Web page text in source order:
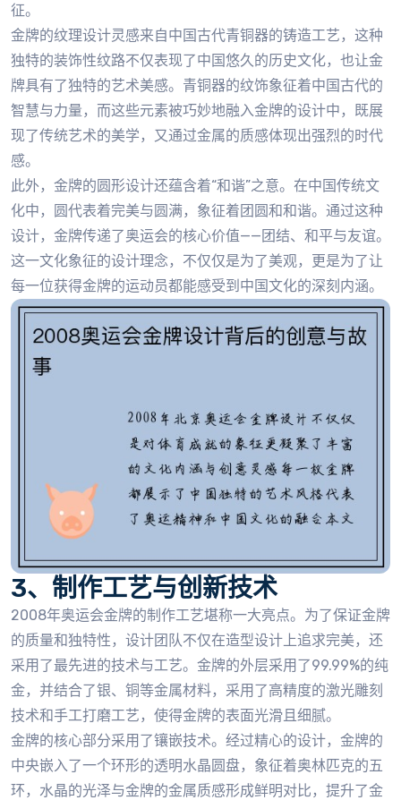
征。
金牌的纹理设计灵感来自中国古代青铜器的铸造工艺，这种
独特的装饰性纹路不仅表现了中国悠久的历史文化，也让金
牌具有了独特的艺术美感。青铜器的纹饰象征着中国古代的
智慧与力量，而这些元素被巧妙地融入金牌的设计中，既展
现了传统艺术的美学，又通过金属的质感体现出强烈的时代
感。
此外，金牌的圆形设计还蕴含着“和谐”之意。在中国传统文
化中，圆代表着完美与圆满，象征着团圆和和谐。通过这种
设计，金牌传递了奥运会的核心价值——团结、和平与友谊。
这一文化象征的设计理念，不仅仅是为了美观，更是为了让
每一位获得金牌的运动员都能感受到中国文化的深刻内涵。
3、制作工艺与创新技术
2008年奥运会金牌的制作工艺堪称一大亮点。为了保证金牌
的质量和独特性，设计团队不仅在造型设计上追求完美，还
采用了最先进的技术与工艺。金牌的外层采用了99.99%的纯
金，并结合了银、铜等金属材料，采用了高精度的激光雕刻
技术和手工打磨工艺，使得金牌的表面光滑且细腻。
金牌的核心部分采用了镶嵌技术。经过精心的设计，金牌的
中央嵌入了一个环形的透明水晶圆盘，象征着奥林匹克的五
环，水晶的光泽与金牌的金属质感形成鲜明对比，提升了金